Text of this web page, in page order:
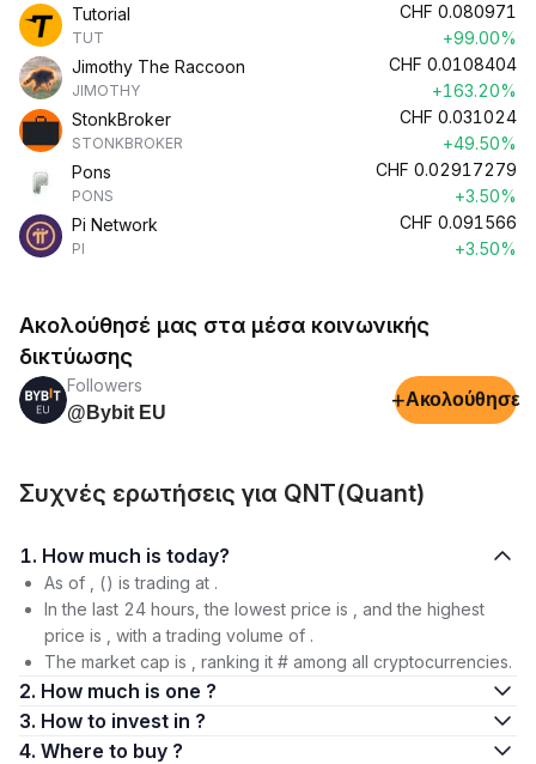
Tutorial
TUT
CHF 0.080971
+99.00%
Jimothy The Raccoon
JIMOTHY
CHF 0.0108404
+163.20%
StonkBroker
STONKBROKER
CHF 0.031024
+49.50%
Pons
PONS
CHF 0.02917279
+3.50%
Pi Network
PI
CHF 0.091566
+3.50%
Ακολούθησέ μας στα μέσα κοινωνικής
δικτύωσης
Followers
@Bybit EU
+Ακολούθησε
Συχνές ερωτήσεις για QNT(Quant)
1. How much is today?
As of , () is trading at .
In the last 24 hours, the lowest price is , and the highest
price is , with a trading volume of .
The market cap is , ranking it # among all cryptocurrencies.
2. How much is one ?
3. How to invest in ?
4. Where to buy ?